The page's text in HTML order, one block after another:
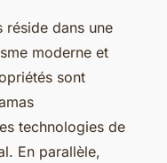
réside dans une
moderne et
sont
technologies de
En parallèle,